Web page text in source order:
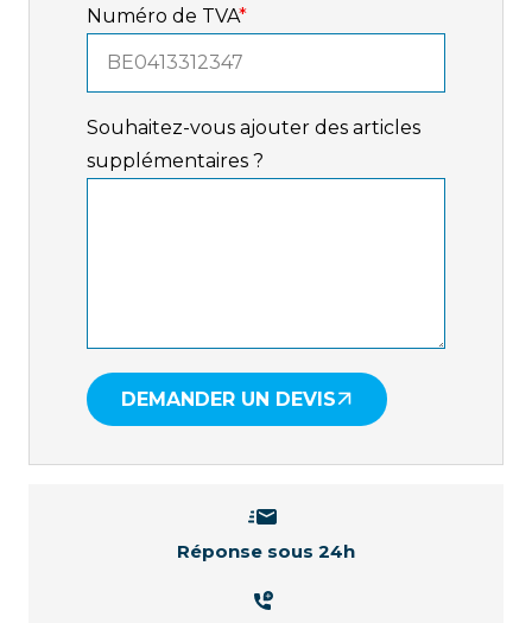
Numéro de TVA*
Souhaitez-vous ajouter des articles
supplémentaires ?
DEMANDER UN DEVIS
Réponse sous 24h